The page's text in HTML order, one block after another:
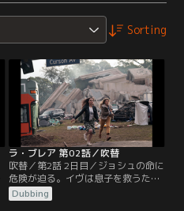
Sorting
ラ・ブレア 第02話／吹替
吹替／第2話 2日目／ジョシュの命に
危険が迫る。イヴは息子を救うた
め、危険な荒野を横断する。救助活
動を始めようと必死のギャヴィンと
Dubbing